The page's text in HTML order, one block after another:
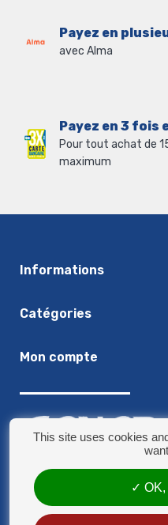
Payez en
avec Alma
Payez en 3 fois
Pour tout achat de
maximum
Informations
Catégories
Mon compte
8 rue Jules Verne -
contact@sonorplus.com
This site uses cookies
OK,